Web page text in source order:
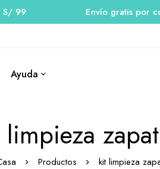
99 Envío gratis por
Ayuda
Productos kit limpieza